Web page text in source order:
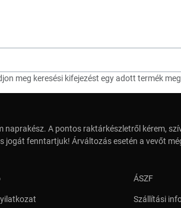
meg keresési kifejezést egy adott termék
A pontos raktárkészletről kérem,
jogát fenntartjuk! Árváltozás esetén a vevőt
ÁSZF
Szállítási